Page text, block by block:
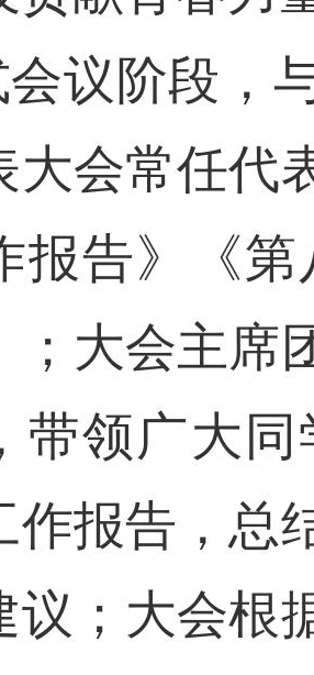
会议阶段，
大会常任代
报告》《
；大会主席
带领广大
作报告，总
议；大会根